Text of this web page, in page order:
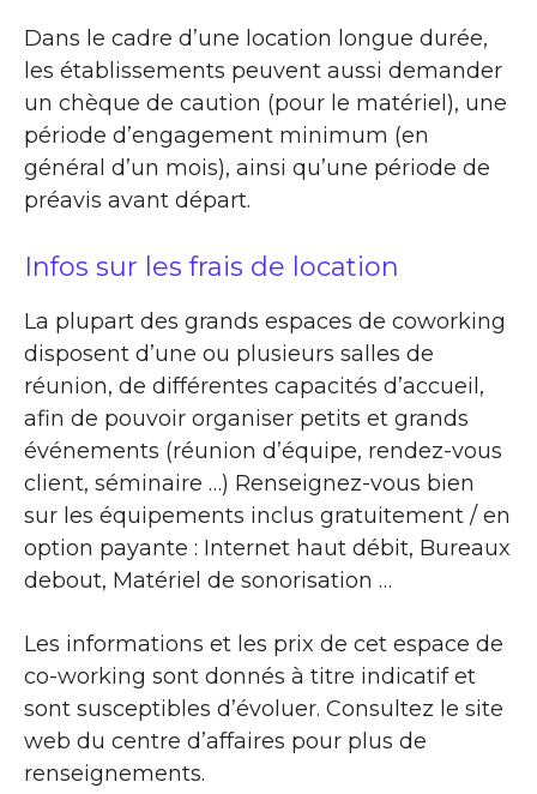
Dans le cadre d’une location longue durée,
les établissements peuvent aussi demander
un chèque de caution (pour le matériel), une
période d’engagement minimum (en
général d’un mois), ainsi qu’une période de
préavis avant départ.
Infos sur les frais de location
La plupart des grands espaces de coworking
disposent d’une ou plusieurs salles de
réunion, de différentes capacités d’accueil,
afin de pouvoir organiser petits et grands
événements (réunion d’équipe, rendez-vous
client, séminaire …) Renseignez-vous bien
sur les équipements inclus gratuitement / en
option payante : Internet haut débit, Bureaux
debout, Matériel de sonorisation …
Les informations et les prix de cet espace de
co-working sont donnés à titre indicatif et
sont susceptibles d’évoluer. Consultez le site
web du centre d’affaires pour plus de
renseignements.